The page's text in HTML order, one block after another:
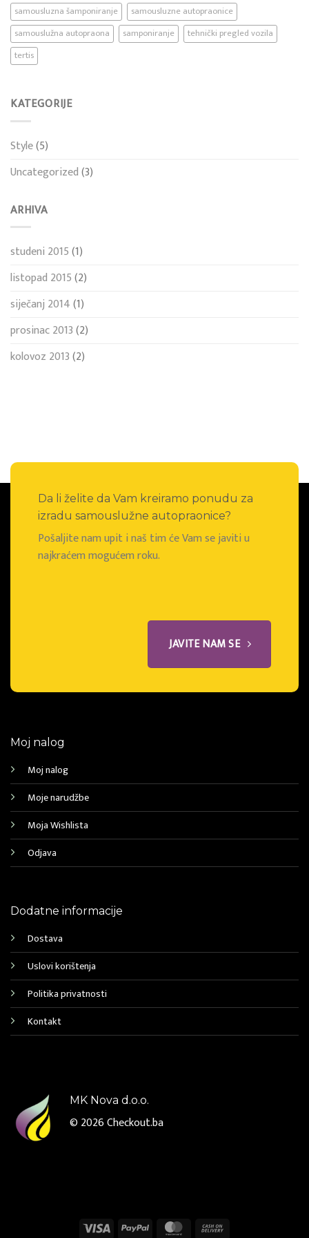
samousluzna šamponiranje
samousluzne autopraonice
samouslužna autopraona
samponiranje
tehnički pregled vozila
tertis
KATEGORIJE
Style(5)
Uncategorized(3)
ARHIVA
studeni 2015(1)
listopad 2015(2)
siječanj 2014(1)
prosinac 2013(2)
kolovoz 2013(2)
Da li želite da Vam kreiramo ponudu za
izradu samouslužne autopraonice?
Pošaljite nam upit i naš tim će Vam se javiti u
najkraćem mogućem roku.
JAVITE NAM SE
Moj nalog
Moj nalog
Moje narudžbe
Moja Wishlista
Odjava
Dodatne informacije
Dostava
Uslovi korištenja
Politika privatnosti
Kontakt
MK Nova d.o.o.
© 2026Checkout.ba